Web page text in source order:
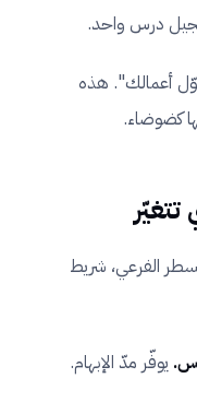
أعمالك". هذه
تتغيّر
الفرعي، شريط
يوفّر مدّ الإبهام.